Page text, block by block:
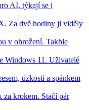
AI, týkají se i
Za dvě hodiny ji viděly
v ohrožení. Takhle
Windows 11. Uživatelé
úzkostí a spánkem
za krokem. Stačí pár